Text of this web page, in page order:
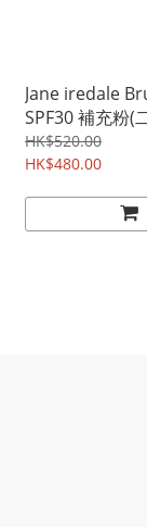
Jane iredale
SPF30 補充粉(
HK$520.00
HK$480.00